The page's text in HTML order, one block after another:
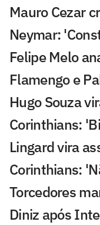
Mauro Cezar
Neymar:
Felipe Melo
Flamengo e
Hugo Souza
Corinthians:
Lingard vira
Corinthians:
Torcedores
Diniz após